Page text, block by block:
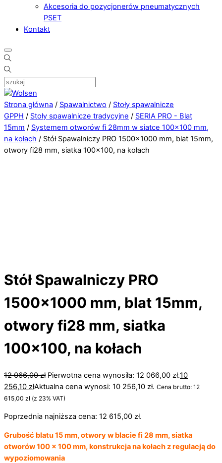
Akcesoria do pozycjonerów pneumatycznych
PSET
Kontakt
Strona główna / Spawalnictwo / Stoły spawalnicze
GPPH / Stoły spawalnicze tradycyjne / SERIA PRO - Blat
15mm / Systemem otworów fi 28mm w siatce 100×100 mm,
na kołach / Stół Spawalniczy PRO 1500×1000 mm, blat 15mm,
otwory fi28 mm, siatka 100×100, na kołach
Stół Spawalniczy PRO
1500×1000 mm, blat 15mm,
otwory fi28 mm, siatka
100×100, na kołach
12 066,00zł Pierwotna cena wynosiła: 12 066,00 zł.10
256,10 złAktualna cena wynosi: 10 256,10 zł. Cena brutto: 12
615,00 zł (z 23% VAT)
Poprzednia najniższa cena: 12 615,00 zł.
Grubość blatu 15 mm, otwory w blacie fi 28 mm, siatka
otworów 100 x 100 mm, konstrukcja na kołach z regulacją do
wypoziomowania